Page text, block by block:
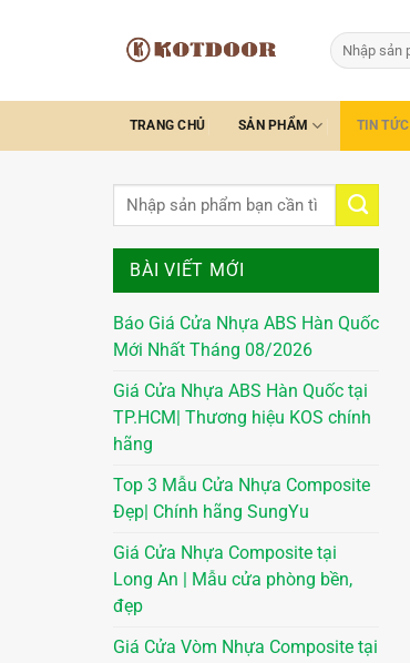
Tìm
kiếm:
TRANG CHỦ SẢN PHẨM TIN TỨC
BÀI VIẾT MỚI
Báo Giá Cửa Nhựa ABS Hàn Quốc
Mới Nhất Tháng 08/2026
Giá Cửa Nhựa ABS Hàn Quốc tại
TP.HCM| Thương hiệu KOS chính
hãng
Top 3 Mẫu Cửa Nhựa Composite
Đẹp| Chính hãng SungYu
Giá Cửa Nhựa Composite tại
Long An | Mẫu cửa phòng bền,
đẹp
Giá Cửa Vòm Nhựa Composite tại